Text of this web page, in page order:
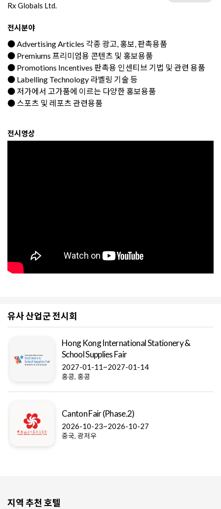
Rx Globals Ltd.
전시분야
● Advertising Articles 각종 광고, 홍보, 판촉용품
● Premiums 프리미엄용 콘텐츠 및 홍보용품
● Promotions Incentives 판촉용 인센티브 기법 및 관련 용품
● Labelling Technology 라벨링 기술 등
● 저가에서 고가품에 이르는 다양한 홍보용품
● 스포츠 및 레포츠 관련용품
전시영상
유사 산업군 전시회
Hong Kong International Stationery &
School Supplies Fair
2027-01-11~2027-01-14
홍콩, 홍콩
Canton Fair (Phase.2)
2026-10-23~2026-10-27
중국, 광저우
지역 추천 호텔